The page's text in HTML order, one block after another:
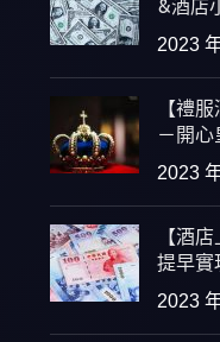
&酒店
2023
【禮
－開心
2023
【酒
提早實
2023